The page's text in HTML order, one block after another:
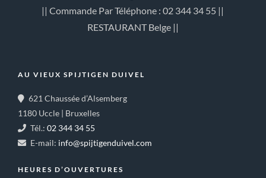
|| Commande Par Téléphone : 02 344 34 55 ||
RESTAURANT Belge ||
AU VIEUX SPIJTIGEN DUIVEL
621 Chaussée d’Alsemberg
1180 Uccle | Bruxelles
Tél.: 02 344 34 55
E-mail: info@spijtigenduivel.com
HEURES D’OUVERTURES